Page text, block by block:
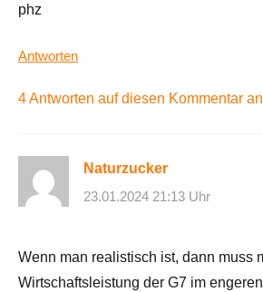
phz
Antworten
4 Antworten auf diesen Kommentar
Naturzucker
23.01.2024 21:13 Uhr
Wenn man realistisch ist, dann muss
Wirtschaftsleistung der G7 im